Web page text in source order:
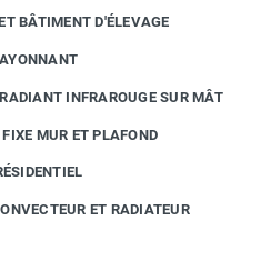
BÂTIMENT D'ÉLEVAGE
INFRAROUGE SUR MÂT
MUR ET PLAFOND
ET RADIATEUR